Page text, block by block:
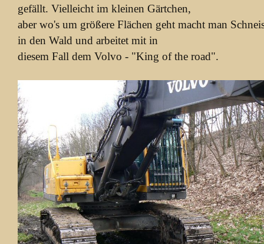
gefällt. Vielleicht im kleinen Gärtchen,
aber wo's um größere Flächen geht macht man
in den Wald und arbeitet mit in
diesem Fall dem Volvo - "King of the road".